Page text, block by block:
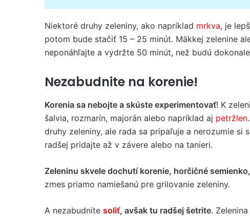
Niektoré druhy zeleniny, ako napríklad mrkva, je
potom bude stačiť 15 – 25 minút. Mäkkej zelenine
neponáhľajte a vydržte 50 minút, než budú
Nezabudnite na korenie!
Korenia sa nebojte a skúste experimentovať! K
šalvia, rozmarín, majorán alebo napríklad aj petržlen.
druhy zeleniny, ale rada sa pripaľuje a nerozumie
radšej pridajte až v závere alebo na tanieri.
Zeleninu skvele dochutí korenie, horčičné
zmes priamo namiešanú pre grilovanie zeleniny.
A nezabudnite soliť, avšak tu radšej šetrite.